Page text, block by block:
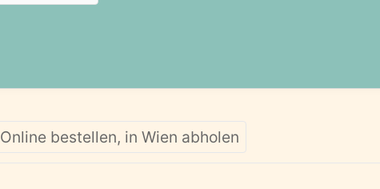
Online bestellen, in Wien abholen